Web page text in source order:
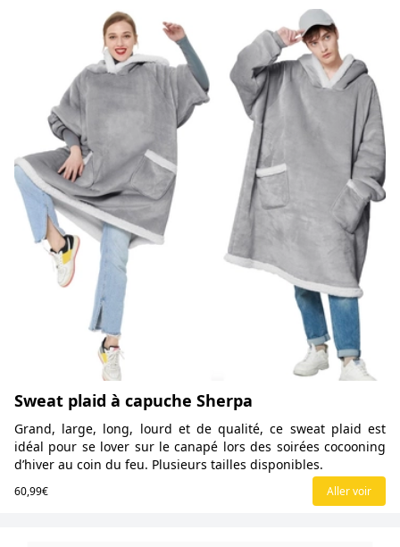
Sweat plaid à capuche Sherpa
Grand, large, long, lourd et de qualité, ce sweat plaid est
idéal pour se lover sur le canapé lors des soirées cocooning
d’hiver au coin du feu. Plusieurs tailles disponibles.
60,99€ Aller voir